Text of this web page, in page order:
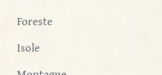
Foreste
Isole